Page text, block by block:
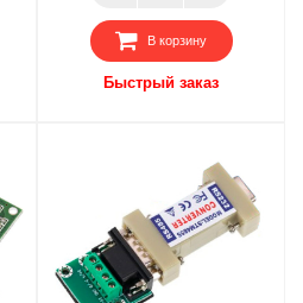
В корзину
Быстрый заказ